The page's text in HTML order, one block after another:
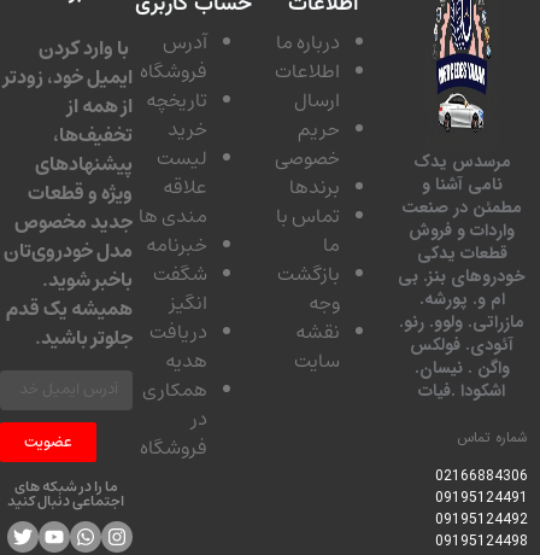
یدک
آشنا و
در صنعت
و فروش
یدکی
بنز. بی
و. پورشه.
ولوو. رنو.
فولکس
. نیسان.
.فیات
تماس
درباره ما
اطلاعات
ارسال
حریم
خصوصی
برندها
تماس با
بازگشت
نقشه
سایت
آدرس
فروشگاه
تاریخچه
لیست
مندی ها
خبرنامه
شگفت
دریافت
همکاری
فروشگاه
با وارد کردن
ایمیل خود، زودتر
از همه از
تخفیف‌ها،
پیشنهادهای
ویژه و قطعات
جدید مخصوص
مدل خودروی‌تان
باخبر شوید.
همیشه یک قدم
جلوتر باشید.
عضویت
ما را در شبکه های
اجتماعی دنبال کنید